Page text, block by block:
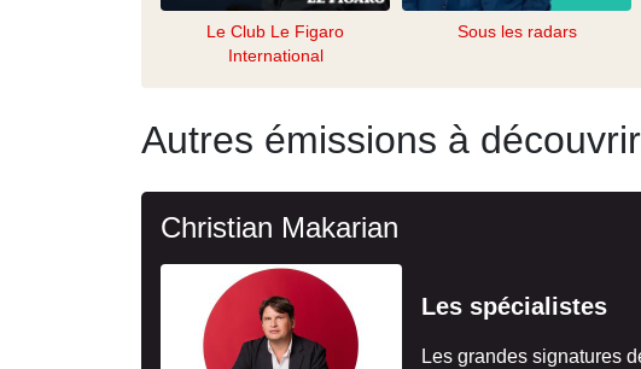
Le Club Le Figaro
International
Sous les radars
Autres émissions à découvrir
Christian Makarian
Les spécialistes
Les grandes signatures